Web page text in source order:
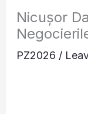
Nicușor
PZ2026 /